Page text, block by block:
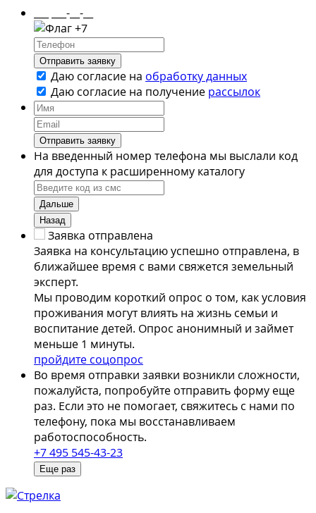
___ ___-__-__
+7
Отправить заявку
Даю согласие на обработку данных
Даю согласие на получение рассылок
Отправить заявку
На введенный номер телефона мы выслали код
для доступа к расширенному каталогу
Дальше
Назад
Заявка отправлена
Заявка на консультацию успешно отправлена, в
ближайшее время с вами свяжется земельный
эксперт.
Мы проводим короткий опрос о том, как условия
проживания могут влиять на жизнь семьи и
воспитание детей. Опрос анонимный и займет
меньше 1 минуты.
пройдите соцопрос
Во время отправки заявки возникли сложности,
пожалуйста, попробуйте отправить форму еще
раз. Если это не помогает, свяжитесь с нами по
телефону, пока мы восстанавливаем
работоспособность.
+7 495 545-43-23
Еще раз